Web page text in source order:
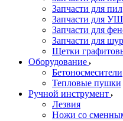
Запчасти для пил
Запчасти для
Запчасти для
Запчасти для
Щетки
Оборудование
Бетоносмесители
Тепловые пушки
Ручной инструмент
Лезвия
Ножи со